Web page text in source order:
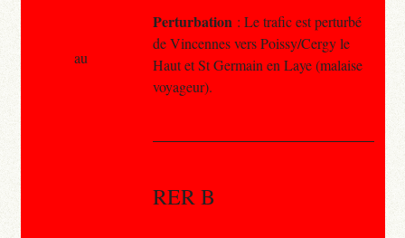
Perturbation : Le trafic est perturbé
de Vincennes vers Poissy/Cergy le
Haut et St Germain en Laye (malaise
voyageur).
RER B
au